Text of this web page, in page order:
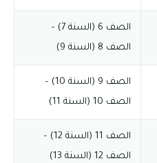
الصف 6 (السنة 7) –
الصف 8 (السنة 9)
الصف 9 (السنة 10) –
الصف 10 (السنة 11)
الصف 11 (السنة 12) –
الصف 12 (السنة 13)